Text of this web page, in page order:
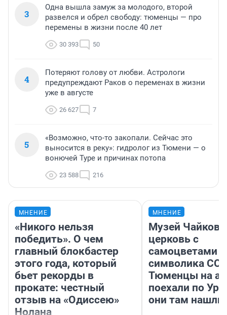
3
Одна вышла замуж за молодого, второй
развелся и обрел свободу: тюменцы — про
перемены в жизни после 40 лет
30 393 50
4
Потеряют голову от любви. Астрологи
предупреждают Раков о переменах в жизни
уже в августе
26 627 7
5
«Возможно, что-то закопали. Сейчас это
выносится в реку»: гидролог из Тюмени — о
вонючей Туре и причинах потопа
23 588 216
МНЕНИЕ
«Никого нельзя
победить». О чем
главный блокбастер
этого года, который
бьет рекорды в
прокате: честный
отзыв на «Одиссею»
Нолана
МНЕНИЕ
Музей
церковь с
самоцветами
символика
Тюменцы на
поехали по
они там нашли